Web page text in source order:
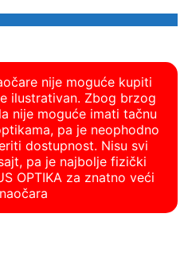
nije moguće kupiti
ilustrativan. Zbog brzog
nije moguće imati tačnu
pa je neophodno
dostupnost. Nisu svi
pa je najbolje fizički
OPTIKA za znatno veći